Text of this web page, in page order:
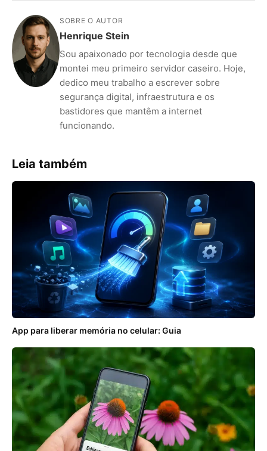
SOBRE O AUTOR
Henrique Stein
Sou apaixonado por tecnologia desde que
montei meu primeiro servidor caseiro. Hoje,
dedico meu trabalho a escrever sobre
segurança digital, infraestrutura e os
bastidores que mantêm a internet
funcionando.
Leia também
App para liberar memória no celular: Guia